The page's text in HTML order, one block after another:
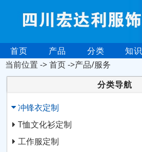
首页 产品 分类 知识
当前位置 ->首页->产品/服务
分类导航
冲锋衣定制
T恤文化衫定制
工作服定制